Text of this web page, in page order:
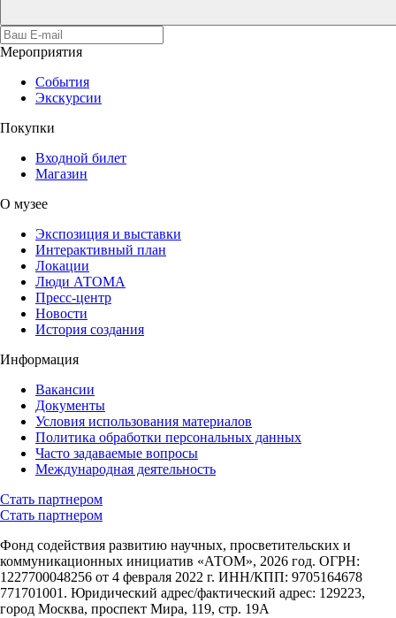
Мероприятия
События
Экскурсии
Покупки
Входной билет
Магазин
О музее
Экспозиция и выставки
Интерактивный план
Локации
Люди АТОМА
Пресс-центр
Новости
История создания
Информация
Вакансии
Документы
Условия использования материалов
Политика обработки персональных данных
Часто задаваемые вопросы
Международная деятельность
Стать партнером
Стать партнером
Фонд содействия развитию научных, просветительских и
коммуникационных инициатив «АТОМ», 2026 год. ОГРН:
1227700048256 от 4 февраля 2022 г. ИНН/КПП: 9705164678
771701001. Юридический адрес/фактический адрес: 129223,
город Москва, проспект Мира, 119, стр. 19А